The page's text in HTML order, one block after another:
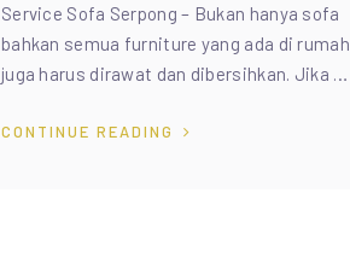
Service Sofa Serpong – Bukan hanya sofa
bahkan semua furniture yang ada di rumah
juga harus dirawat dan dibersihkan. Jika …
CONTINUE READING